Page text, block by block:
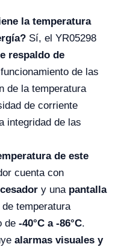
la temperatura
Sí, el YR05298
respaldo de
de las
de la temperatura
de corriente
integridad de las
de este
cuenta con
y una pantalla
temperatura
de -40°C a -86°C.
alarmas visuales y